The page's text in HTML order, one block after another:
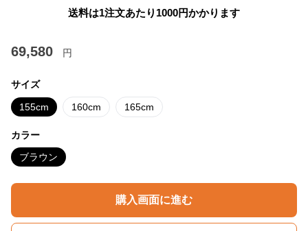
送料は1注文あたり 1000円かかります
69,580 円
サイズ
155cm 160cm 165cm
カラー
ブラウン
購入画面に進む